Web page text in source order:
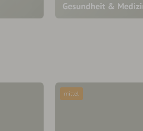
Gesundheit &
mittel